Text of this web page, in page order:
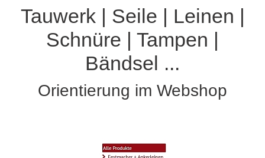
Tauwerk | Seile | Leinen |
Schnüre | Tampen |
Bändsel ...
Orientierung im Webshop